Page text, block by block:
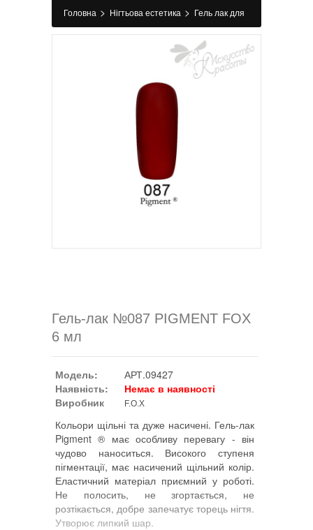
Головна > Нігтьова естетика > Гель лак для
нігтів>Гель-лак №087 PIGMENT FOX 6 мл
Гель-лак №087 PIGMENT FOX
6 мл
Модель:
АРТ.09427
Наявність:
Немає в наявності
Виробник
F.O.X
Кольори щільні та дуже насичені. Гель-лак
Pigment ® має особливу перевагу - він
чудово наноситься. Високого ступеня
пігментації, має насичений щільний колір.
Еластичний матеріал приємний у роботі.
Не полосить, не згортається, не
розтікається, добре запечатує торець нігтя.
Утворює липкий шар.